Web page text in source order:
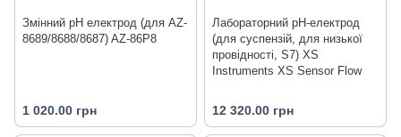
Змінний pH електрод (для AZ-
8689/8688/8687) AZ-86P8
1 020.00 грн
Лабораторний pH-електрод
(для суспензій, для низької
провідності, S7) XS
Instruments XS Sensor Flow
12 320.00 грн